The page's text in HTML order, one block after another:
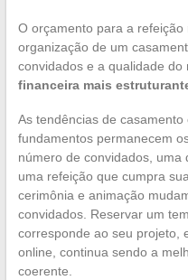
O orçamento para a
organização de um
convidados e a qualidade do
financeira mais
As tendências de
fundamentos permanecem
número de convidados, uma
uma refeição que cumpra
cerimônia e animação
convidados. Reservar um
corresponde ao seu projeto,
online, continua sendo a
coerente.